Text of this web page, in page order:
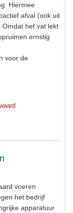
Hiermee
afval (ook uit
het vat lekt
ernstig
voor de
voeren
het bedrijf
apparatuur